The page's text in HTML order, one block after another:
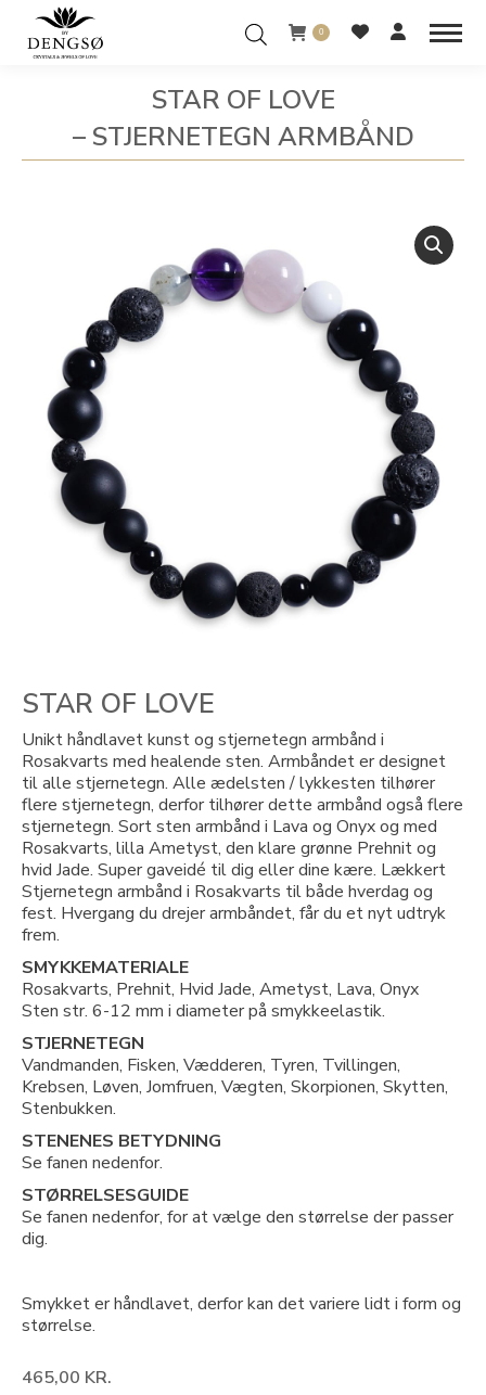
0
STAR OF LOVE
– STJERNETEGN ARMBÅND
You are here:
STAR OF LOVE
Unikt håndlavet kunst og stjernetegn armbånd i
Rosakvarts med healende sten. Armbåndet er designet
til alle stjernetegn. Alle ædelsten / lykkesten tilhører
flere stjernetegn, derfor tilhører dette armbånd også flere
stjernetegn. Sort sten armbånd i Lava og Onyx og med
Rosakvarts, lilla Ametyst, den klare grønne Prehnit og
hvid Jade. Super gaveidé til dig eller dine kære. Lækkert
Stjernetegn armbånd i Rosakvarts til både hverdag og
fest. Hvergang du drejer armbåndet, får du et nyt udtryk
frem.
SMYKKEMATERIALE
Rosakvarts, Prehnit, Hvid Jade, Ametyst, Lava, Onyx
Sten str. 6-12 mm i diameter på smykkeelastik.
STJERNETEGN
Vandmanden, Fisken, Vædderen, Tyren, Tvillingen,
Krebsen, Løven, Jomfruen, Vægten, Skorpionen, Skytten,
Stenbukken.
STENENES BETYDNING
Se fanen nedenfor.
STØRRELSESGUIDE
Se fanen nedenfor, for at vælge den størrelse der passer
dig.
Smykket er håndlavet, derfor kan det variere lidt i form og
størrelse.
465,00 KR.